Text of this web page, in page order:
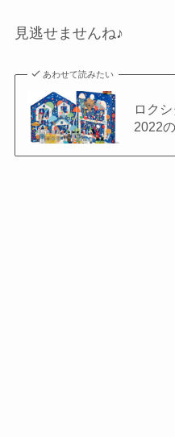
見逃せませんね♪
あわせて読みたい
ロク
2022